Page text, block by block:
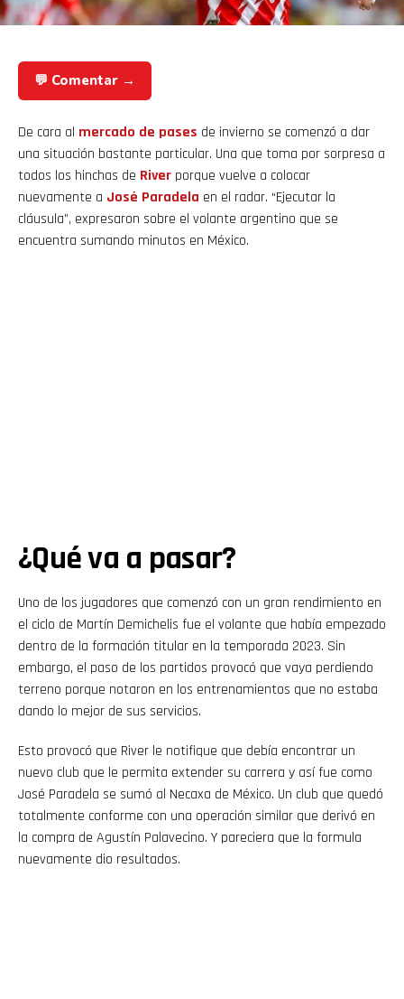
💬 Comentar →
De cara al mercado de pases de invierno se comenzó a dar
una situación bastante particular. Una que toma por sorpresa a
todos los hinchas de River porque vuelve a colocar
nuevamente a José Paradela en el radar. “Ejecutar la
cláusula”, expresaron sobre el volante argentino que se
encuentra sumando minutos en México.
¿Qué va a pasar?
Uno de los jugadores que comenzó con un gran rendimiento en
el ciclo de Martín Demichelis fue el volante que había empezado
dentro de la formación titular en la temporada 2023. Sin
embargo, el paso de los partidos provocó que vaya perdiendo
terreno porque notaron en los entrenamientos que no estaba
dando lo mejor de sus servicios.
Esto provocó que River le notifique que debía encontrar un
nuevo club que le permita extender su carrera y así fue como
José Paradela se sumó al Necaxa de México. Un club que quedó
totalmente conforme con una operación similar que derivó en
la compra de Agustín Palavecino. Y pareciera que la formula
nuevamente dio resultados.